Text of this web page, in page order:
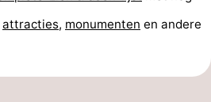
attracties, monumenten en andere